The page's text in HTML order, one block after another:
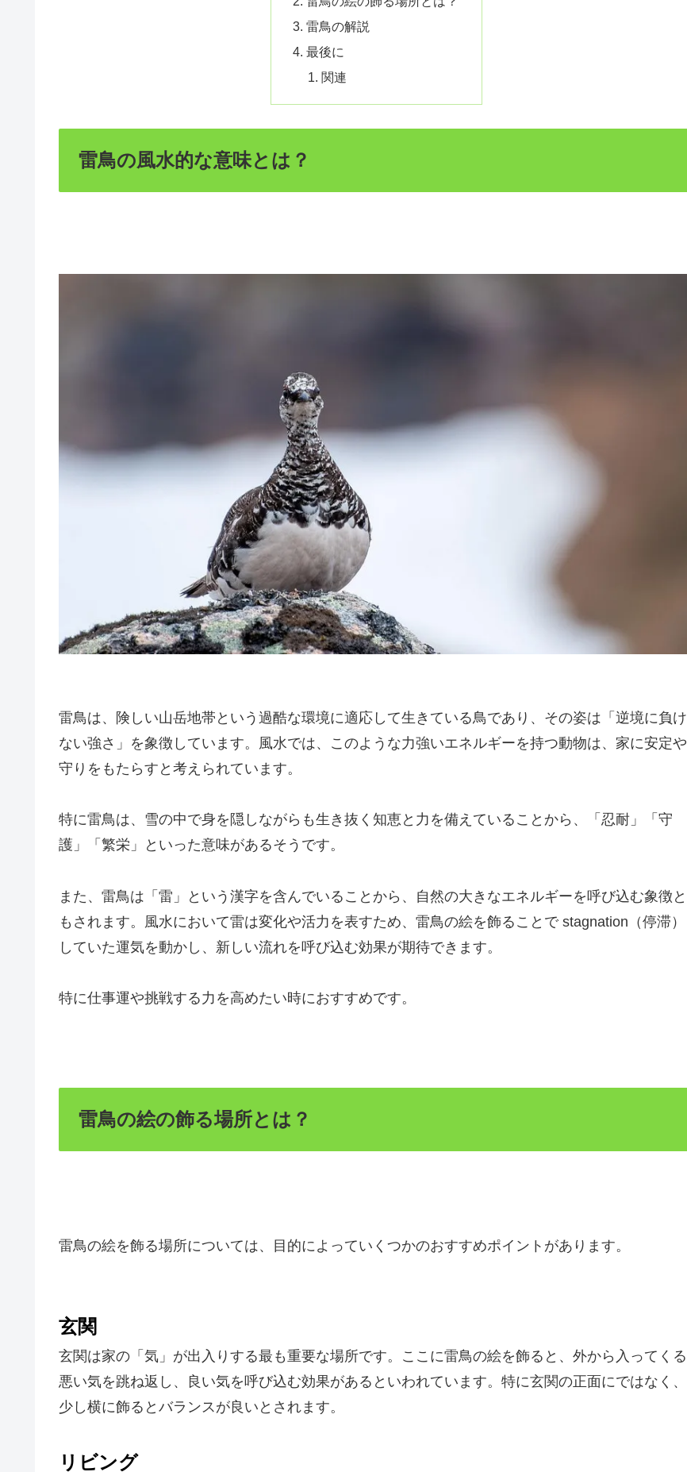
雷鳥の解説
最後に
関連
雷鳥の風水的な意味とは？
雷鳥は、険しい山岳地帯という過酷な環境に適応して生きている鳥であり、その姿は「逆境に負け
ない強さ」を象徴しています。風水では、このような力強いエネルギーを持つ動物は、家に安定や
守りをもたらすと考えられています。
特に雷鳥は、雪の中で身を隠しながらも生き抜く知恵と力を備えていることから、「忍耐」「守
護」「繁栄」といった意味があるそうです。
また、雷鳥は「雷」という漢字を含んでいることから、自然の大きなエネルギーを呼び込む象徴と
もされます。風水において雷は変化や活力を表すため、雷鳥の絵を飾ることで stagnation（停滞）
していた運気を動かし、新しい流れを呼び込む効果が期待できます。
特に仕事運や挑戦する力を高めたい時におすすめです。
雷鳥の絵の飾る場所とは？
雷鳥の絵を飾る場所については、目的によっていくつかのおすすめポイントがあります。
玄関
玄関は家の「気」が出入りする最も重要な場所です。ここに雷鳥の絵を飾ると、外から入ってくる
悪い気を跳ね返し、良い気を呼び込む効果があるといわれています。特に玄関の正面にではなく、
少し横に飾るとバランスが良いとされます。
リビング